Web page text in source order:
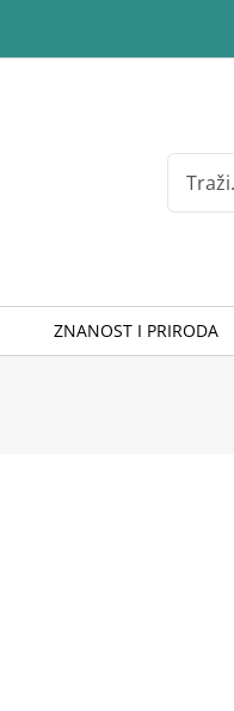
Search
for:
ZNANOST I PRIRODA